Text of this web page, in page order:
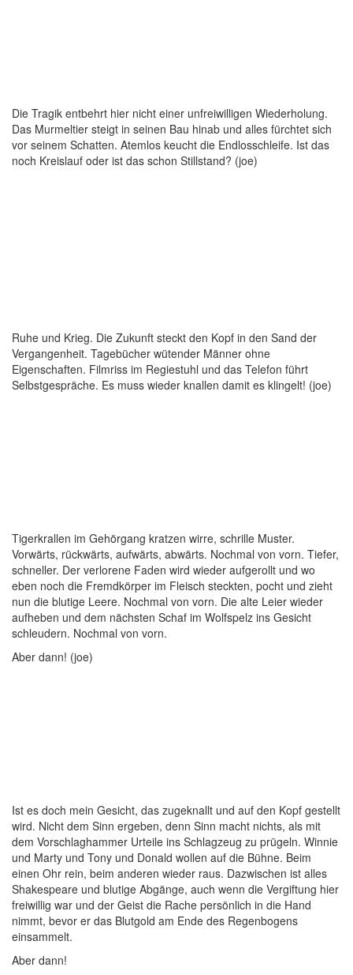
Die Tragik entbehrt hier nicht einer unfreiwilligen Wiederholung.
Das Murmeltier steigt in seinen Bau hinab und alles fürchtet sich
vor seinem Schatten. Atemlos keucht die Endlosschleife. Ist das
noch Kreislauf oder ist das schon Stillstand? (joe)
Ruhe und Krieg. Die Zukunft steckt den Kopf in den Sand der
Vergangenheit. Tagebücher wütender Männer ohne
Eigenschaften. Filmriss im Regiestuhl und das Telefon führt
Selbstgespräche. Es muss wieder knallen damit es klingelt! (joe)
Tigerkrallen im Gehörgang kratzen wirre, schrille Muster.
Vorwärts, rückwärts, aufwärts, abwärts. Nochmal von vorn. Tiefer,
schneller. Der verlorene Faden wird wieder aufgerollt und wo
eben noch die Fremdkörper im Fleisch steckten, pocht und zieht
nun die blutige Leere. Nochmal von vorn. Die alte Leier wieder
aufheben und dem nächsten Schaf im Wolfspelz ins Gesicht
schleudern. Nochmal von vorn.
Aber dann! (joe)
Ist es doch mein Gesicht, das zugeknallt und auf den Kopf gestellt
wird. Nicht dem Sinn ergeben, denn Sinn macht nichts, als mit
dem Vorschlaghammer Urteile ins Schlagzeug zu prügeln. Winnie
und Marty und Tony und Donald wollen auf die Bühne. Beim
einen Ohr rein, beim anderen wieder raus. Dazwischen ist alles
Shakespeare und blutige Abgänge, auch wenn die Vergiftung hier
freiwillig war und der Geist die Rache persönlich in die Hand
nimmt, bevor er das Blutgold am Ende des Regenbogens
einsammelt.
Aber dann!